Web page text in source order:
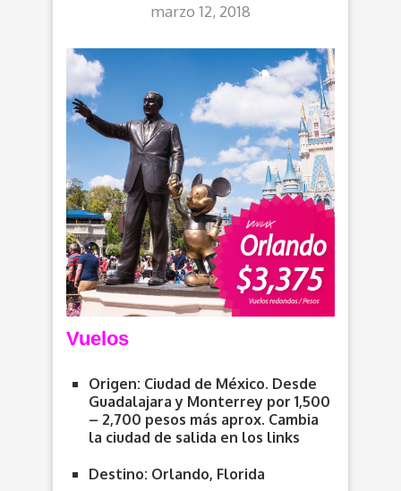
marzo 12, 2018
Vuelos
Origen: Ciudad de México. Desde
Guadalajara y Monterrey por 1,500
– 2,700 pesos más aprox. Cambia
la ciudad de salida en los links
Destino: Orlando, Florida